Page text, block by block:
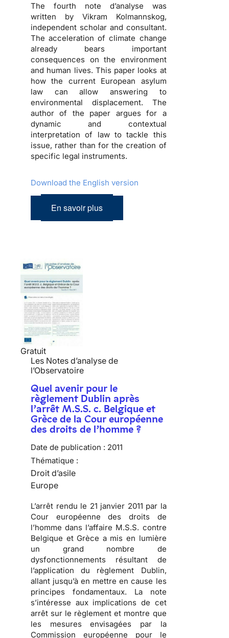
The fourth note d’analyse was
written by Vikram Kolmannskog,
independent scholar and consultant.
The acceleration of climate change
already bears important
consequences on the environment
and human lives. This paper looks at
how the current European asylum
law can allow answering to
environmental displacement. The
author of the paper argues for a
dynamic and contextual
interpretation of law to tackle this
issue, rather than for the creation of
specific legal instruments.
Download the English version
En savoir plus
Gratuit
Les Notes d’analyse de
l’Observatoire
Quel avenir pour le
règlement Dublin après
l’arrêt M.S.S. c. Belgique et
Grèce de la Cour européenne
des droits de l’homme ?
Date de publication : 2011
Thématique :
Droit d’asile
Europe
L’arrêt rendu le 21 janvier 2011 par la
Cour européenne des droits de
l’homme dans l’affaire M.S.S. contre
Belgique et Grèce a mis en lumière
un grand nombre de
dysfonctionnements résultant de
l’application du règlement Dublin,
allant jusqu’à en mettre en cause les
principes fondamentaux. La note
s’intéresse aux implications de cet
arrêt sur le règlement et montre que
les mesures envisagées par la
Commission européenne pour le